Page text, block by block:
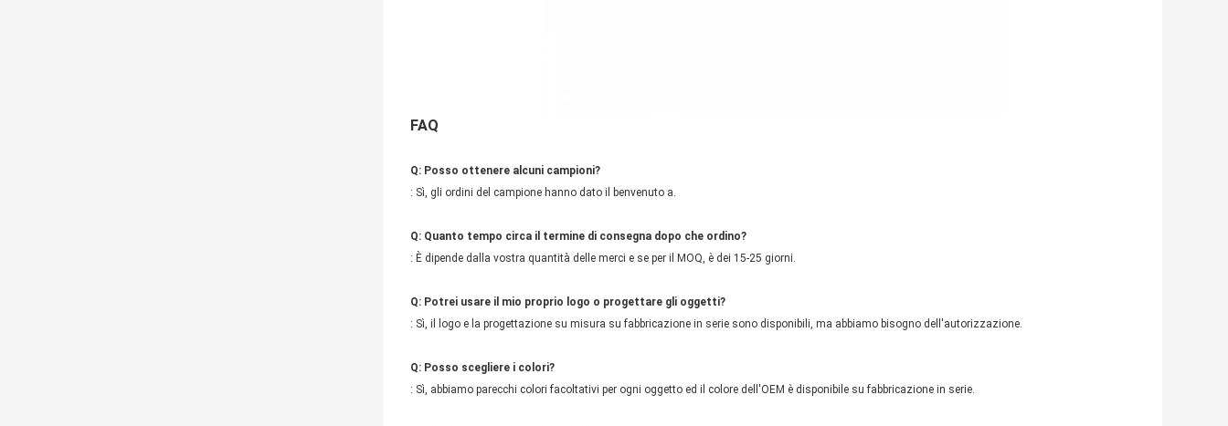
FAQ
Q: Posso ottenere alcuni campioni?
: Sì, gli ordini del campione hanno dato il benvenuto a.
Q: Quanto tempo circa il termine di consegna dopo che ordino?
: È dipende dalla vostra quantità delle merci e se per il MOQ, è dei 15-25 giorni.
Q: Potrei usare il mio proprio logo o progettare gli oggetti?
: Sì, il logo e la progettazione su misura su fabbricazione in serie sono disponibili, ma abbiamo bisogno dell'autorizzazione.
Q: Posso scegliere i colori?
: Sì, abbiamo parecchi colori facoltativi per ogni oggetto ed il colore dell'OEM è disponibile su fabbricazione in serie.